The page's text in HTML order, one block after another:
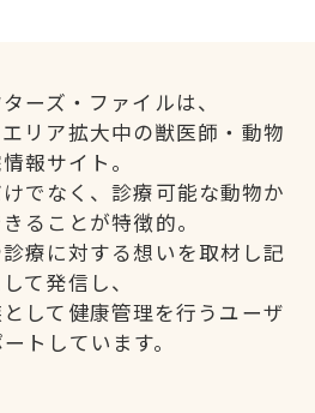
ーズ・ファイルは、
リア拡大中の獣医師・動物
報サイト。
でなく、診療可能な動物か
ることが特徴的。
療に対する想いを取材し記
て発信し、
して健康管理を行うユーザ
トしています。